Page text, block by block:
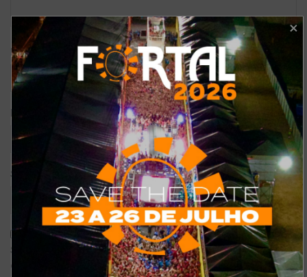
Nome
Site
Salvar meus dados neste navegador para a próxima vez que eu
comentar.